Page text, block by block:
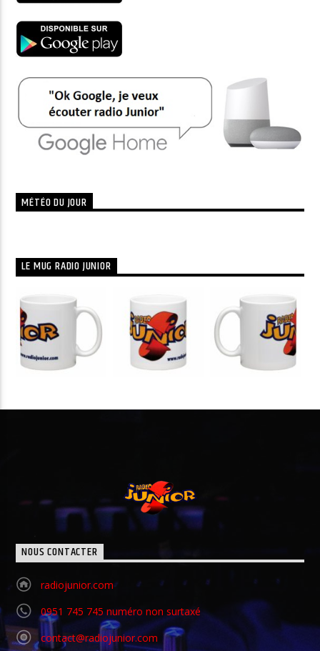
MÉTÉO DU JOUR
LE MUG RADIO JUNIOR
NOUS CONTACTER
radiojunior.com
0951 745 745 numéro non surtaxé
contact@radiojunior.com